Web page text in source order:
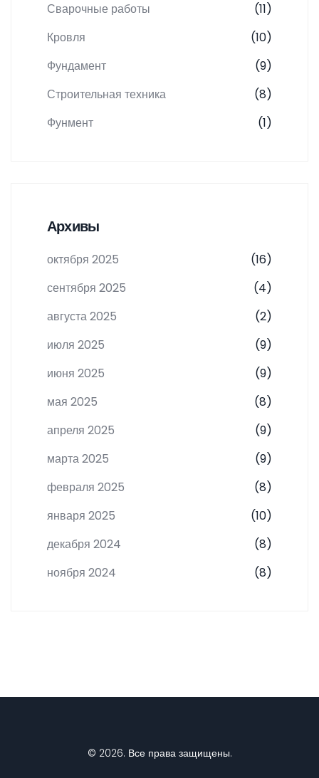
Сварочные работы
(11)
Кровля
(10)
Фундамент
(9)
Строительная техника
(8)
Фунмент
(1)
Архивы
октября 2025
(16)
сентября 2025
(4)
августа 2025
(2)
июля 2025
(9)
июня 2025
(9)
мая 2025
(8)
апреля 2025
(9)
марта 2025
(9)
февраля 2025
(8)
января 2025
(10)
декабря 2024
(8)
ноября 2024
(8)
© 2026. Все права защищены.